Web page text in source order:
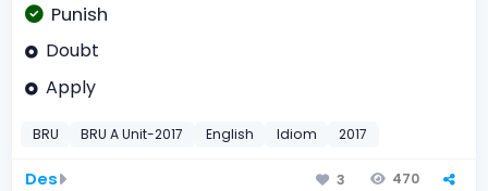
Punish
Doubt
Apply
BRU BRU A Unit-2017 English Idiom 2017
Des 3 470